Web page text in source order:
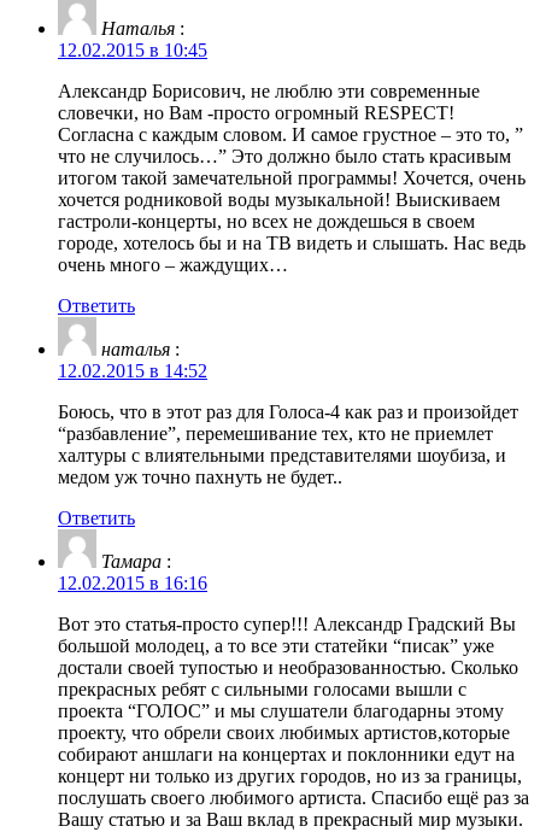
Наталья :
12.02.2015 в 10:45
Александр Борисович, не люблю эти современные
словечки, но Вам -просто огромный RESPECT!
Согласна с каждым словом. И самое грустное – это то, ”
что не случилось…” Это должно было стать красивым
итогом такой замечательной программы! Хочется, очень
хочется родниковой воды музыкальной! Выискиваем
гастроли-концерты, но всех не дождешься в своем
городе, хотелось бы и на ТВ видеть и слышать. Нас ведь
очень много – жаждущих…
Ответить
наталья :
12.02.2015 в 14:52
Боюсь, что в этот раз для Голоса-4 как раз и произойдет
“разбавление”, перемешивание тех, кто не приемлет
халтуры с влиятельными представителями шоубиза, и
медом уж точно пахнуть не будет..
Ответить
Тамара :
12.02.2015 в 16:16
Вот это статья-просто супер!!! Александр Градский Вы
большой молодец, а то все эти статейки “писак” уже
достали своей тупостью и необразованностью. Сколько
прекрасных ребят с сильными голосами вышли с
проекта “ГОЛОС” и мы слушатели благодарны этому
проекту, что обрели своих любимых артистов,которые
собирают аншлаги на концертах и поклонники едут на
концерт ни только из других городов, но из за границы,
послушать своего любимого артиста. Спасибо ещё раз за
Вашу статью и за Ваш вклад в прекрасный мир музыки.